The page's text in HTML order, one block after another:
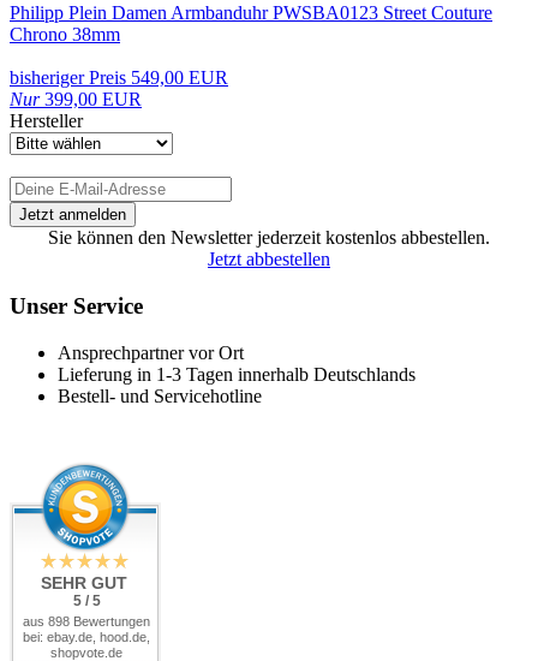
Philipp Plein Damen Armbanduhr PWSBA0123 Street Couture
Chrono 38mm
bisheriger Preis 549,00 EUR
Nur399,00 EUR
Hersteller
Sie können den Newsletter jederzeit kostenlos abbestellen.
Jetzt abbestellen
Unser Service
Ansprechpartner vor Ort
Lieferung in 1-3 Tagen innerhalb Deutschlands
Bestell- und Servicehotline
SEHR GUT
5 / 5
aus 898 Bewertungen
bei: ebay.de, hood.de,
shopvote.de